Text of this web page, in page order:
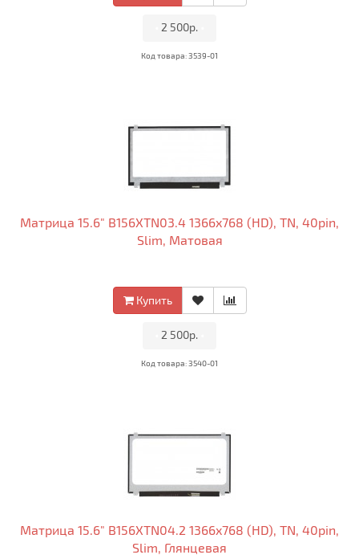
2 500р.
Код товара: 3539-01
Матрица 15.6" B156XTN03.4 1366x768 (HD), TN, 40pin,
Slim, Матовая
Купить
2 500р.
Код товара: 3540-01
Матрица 15.6" B156XTN04.2 1366x768 (HD), TN, 40pin,
Slim, Глянцевая